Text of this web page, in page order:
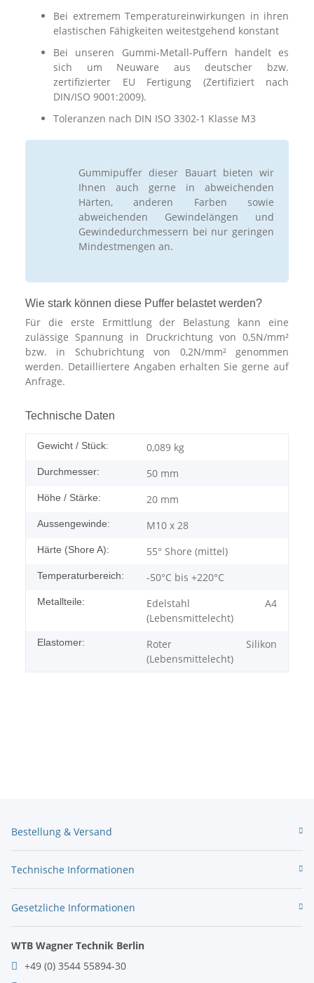
Bei extremem Temperatureinwirkungen in ihren
elastischen Fähigkeiten weitestgehend konstant
Bei unseren Gummi-Metall-Puffern handelt es
sich um Neuware aus deutscher bzw.
zertifizierter EU Fertigung (Zertifiziert nach
DIN/ISO 9001:2009).
Toleranzen nach DIN ISO 3302-1 Klasse M3
Gummipuffer dieser Bauart bieten wir
Ihnen auch gerne in abweichenden
Härten, anderen Farben sowie
abweichenden Gewindelängen und
Gewindedurchmessern bei nur geringen
Mindestmengen an.
Wie stark können diese Puffer belastet werden?
Für die erste Ermittlung der Belastung kann eine
zulässige Spannung in Druckrichtung von 0,5N/mm²
bzw. in Schubrichtung von 0,2N/mm² genommen
werden. Detailliertere Angaben erhalten Sie gerne auf
Anfrage.
Technische Daten
Gewicht / Stück: 0,089 kg
Durchmesser: 50 mm
Höhe / Stärke: 20 mm
Aussengewinde: M10 x 28
Härte (Shore A): 55° Shore (mittel)
Temperaturbereich: -50°C bis +220°C
Metallteile:
Edelstahl A4
(Lebensmittelecht)
Elastomer:
Roter Silikon
(Lebensmittelecht)
Bestellung & Versand
Technische Informationen
Gesetzliche Informationen
WTB Wagner Technik Berlin
+49 (0) 3544 55894-30